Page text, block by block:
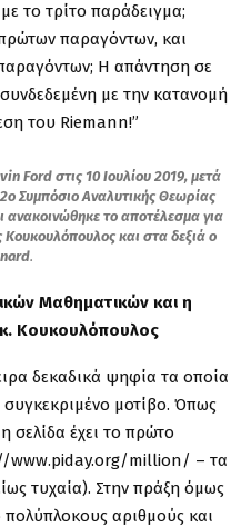
το τρίτο παράδειγμα;
παραγόντων, και
Η απάντηση σε
με την κατανομή
του Riemann!”
Ford στις 10 Ιουλίου 2019, μετά
Συμπόσιο Αναλυτικής Θεωρίας
ανακοινώθηκε το αποτέλεσμα για
και στα δεξιά ο
.
Μαθηματικών και η
Κουκουλόπουλος
δεκαδικά ψηφία τα οποία
μοτίβο. Όπως
σελίδα έχει το πρώτο
www.piday.org/million/ – τα
τυχαία). Στην πράξη όμως
αριθμούς και